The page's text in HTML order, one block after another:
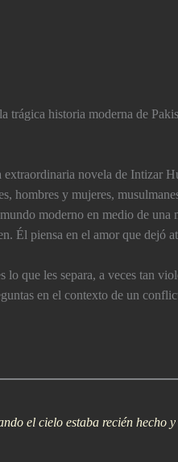
trágica historia moderna de
novela de Intizar
hombres y mujeres,
moderno en medio de una
Él piensa en el amor que dejó
lo que les separa, a veces tan
en el contexto de un
el cielo estaba recién hecho